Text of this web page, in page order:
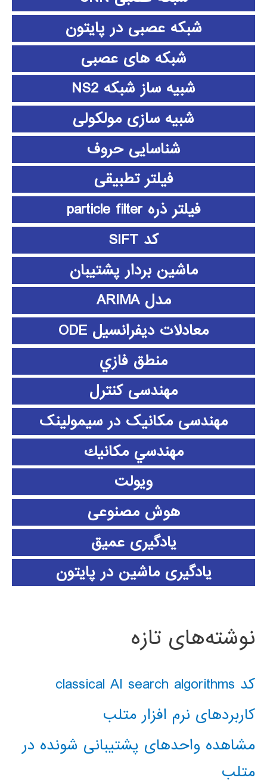
شبکه عصبی در پایتون
شبکه های عصبی
شبیه ساز شبکه NS2
شبیه سازی مولکولی
شناسایی حروف
فیلتر تطبیقی
فیلتر ذره particle filter
کد SIFT
ماشین بردار پشتیبان
مدل ARIMA
معادلات دیفرانسیل ODE
منطق فازي
مهندسی کنترل
مهندسی مکانیک در سیمولینک
مهندسي مكانيك
ویولت
هوش مصنوعی
یادگیری عمیق
یادگیری ماشین در پایتون
نوشته‌های تازه
کد classical AI search algorithms
کاربردهای نرم افزار متلب
مشاهده واحدهای پشتیبانی شونده در
متلب